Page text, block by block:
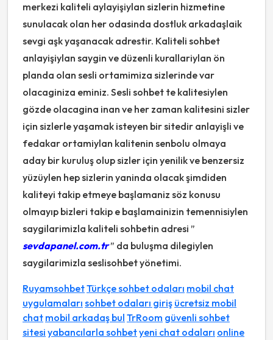
merkezi kaliteli aylayişiylan sizlerin hizmetine
sunulacak olan her odasinda dostluk arkadaşlaik
sevgi aşk yaşanacak adrestir. Kaliteli sohbet
anlayişiylan saygin ve düzenli kurallariylan ön
planda olan sesli ortamimiza sizlerinde var
olacaginiza eminiz. Sesli sohbet te kalitesiylen
gözde olacagina inan ve her zaman kalitesini sizler
için sizlerle yaşamak isteyen bir sitedir anlayişli ve
fedakar ortamiylan kalitenin senbolu olmaya
aday bir kuruluş olup sizler için yenilik ve benzersiz
yüzüylen hep sizlerin yaninda olacak şimdiden
kaliteyi takip etmeye başlamaniz söz konusu
olmayıp bizleri takip e başlamainizin temennisiylen
saygilarimizla kaliteli sohbetin adresi ”
sevdapanel.com.tr” da buluşma dilegiylen
saygilarimizla seslisohbet yönetimi.
RuyamsohbetTürkçe sohbet odaları mobil chat
uygulamaları sohbet odaları giriş ücretsiz mobil
chat mobil arkadaş bul TrRoom güvenli sohbet
sitesi yabancılarla sohbetyeni chat odaları online